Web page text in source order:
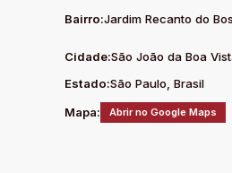
Bairro:Jardim Recanto do
Cidade:São João da Boa
Estado:São Paulo, Brasil
Mapa:
Abrir no Google Maps